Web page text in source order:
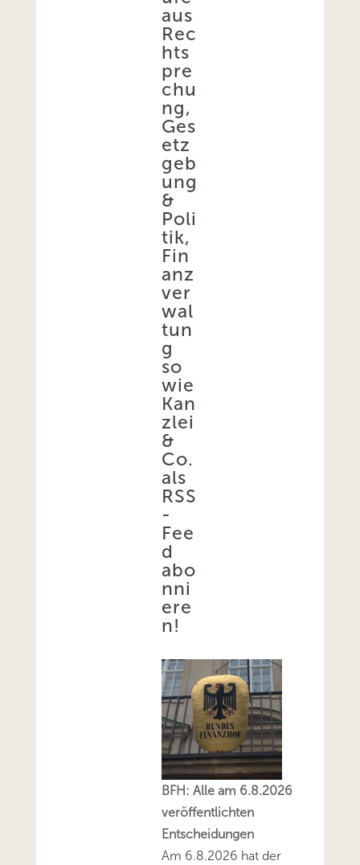
aus
Rec
hts
pre
chu
ng,
Ges
etz
geb
ung
&
Poli
tik,
Fin
anz
ver
wal
tun
g
so
wie
Kan
zlei
&
Co.
als
RSS
-
Fee
d
abo
nni
ere
n!
BFH: Alle am 6.8.2026
veröffentlichten
Entscheidungen
Am 6.8.2026 hat der